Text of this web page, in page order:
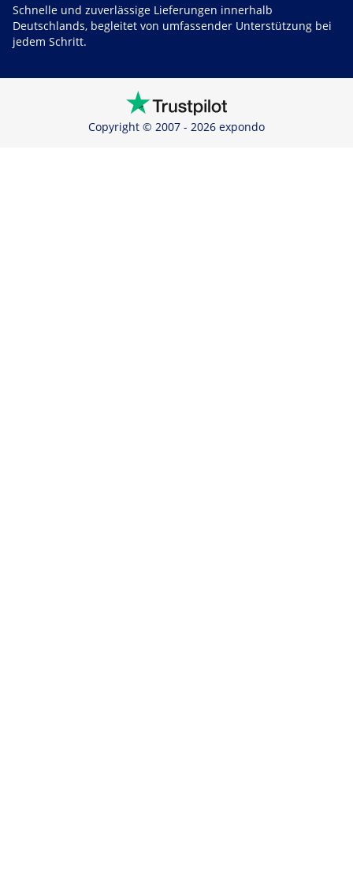
Schnelle und zuverlässige Lieferungen innerhalb
Deutschlands, begleitet von umfassender Unterstützung bei
jedem Schritt.
Copyright © 2007 - 2026 expondo